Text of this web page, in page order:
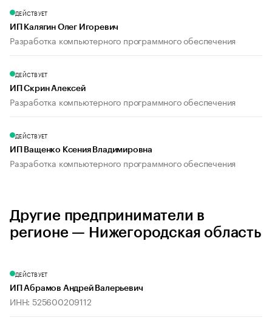
ДЕЙСТВУЕТ
ИП Калягин Олег Игоревич
Разработка компьютерного программного обеспечения
ДЕЙСТВУЕТ
ИП Скрин Алексей
Разработка компьютерного программного обеспечения
ДЕЙСТВУЕТ
ИП Ващенко Ксения Владимировна
Разработка компьютерного программного обеспечения
Другие предприниматели в
регионе — Нижегородская область
ДЕЙСТВУЕТ
ИП Абрамов Андрей Валерьевич
ИНН: 525600209112